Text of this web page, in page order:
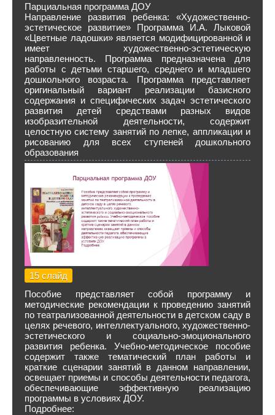
Парциальная программа ДОУ
Направление развития ребенка: «Художественно-
эстетическое развитие» Программа И.А. Лыковой
«Цветные ладошки» является модифицированной и
имеет художественно-эстетическую
направленность. Программа предназначена для
работы с детьми старшего, среднего и младшего
дошкольного возраста. Программа представляет
оригинальный вариант реализации базисного
содержания и специфических задач эстетического
развития детей средствами разных видов
изобразительной деятельности, содержит
целостную систему занятий по лепке, аппликации и
рисованию для всех ступеней дошкольного
образования
15 слайд
Пособие представляет собой программу и
методические рекомендации к проведению занятий
по театрализованной деятельности в детском саду в
целях речевого, интеллектуального, художественно-
эстетического и социально-эмоционального
развития ребенка. Учебно-методическое пособие
содержит также тематический план работы и
краткие сценарии занятий в данном направлении,
освещает приемы и способы деятельности педагога,
обеспечивающие эффективную реализацию
программы в условиях ДОУ.
Подробнее: